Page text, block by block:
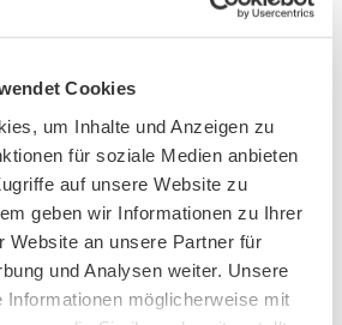
Cookies
um Inhalte und Anzeigen zu
für soziale Medien anbieten
auf unsere Website zu
geben wir Informationen zu Ihrer
Website an unsere Partner für
und Analysen weiter. Unsere
Informationen möglicherweise mit
Wir
im CRM-System erlaubt. Dazu
oder vollautomatische
die im System gespeicherten Daten.
System künftig einen umfangreichen
Löschen von
bereit, der in individueller
des
ist“, meint Stefan-Markus Eschner,